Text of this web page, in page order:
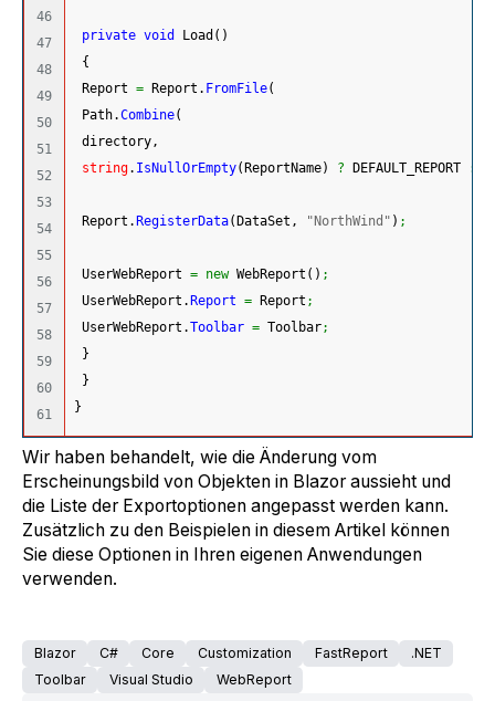
46
47
48
49
50
51
52
53
54
55
56
57
58
59
60
private void Load ( )
{
Report = Report. FromFile(
Path.Combine(
directory,
string. IsNullOrEmpty( ReportName) ? DEFAULT_REPORT :
Report. RegisterData( DataSet, "NorthWind" ) ;
UserWebReport = new WebReport ( ) ;
UserWebReport. Report = Report ;
UserWebReport.Toolbar = Toolbar;
}
}
}
Wir haben behandelt, wie die Änderung vom
Erscheinungsbild von Objekten in Blazor aussieht und
die Liste der Exportoptionen angepasst werden kann.
Zusätzlich zu den Beispielen in diesem Artikel können
Sie diese Optionen in Ihren eigenen Anwendungen
verwenden.
Blazor C# Core Customization FastReport
.NET
Toolbar
Visual Studio WebReport